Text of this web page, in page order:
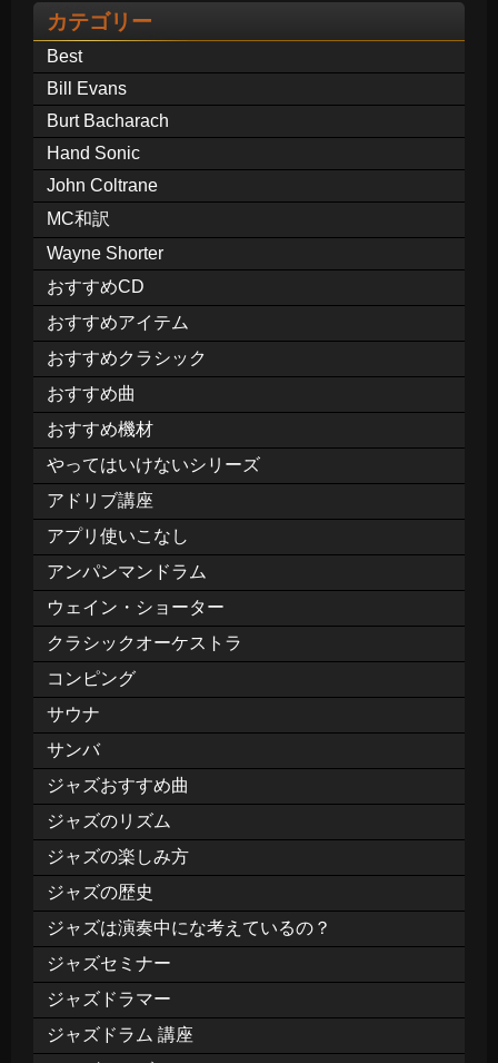
カテゴリー
Best
Bill Evans
Burt Bacharach
Hand Sonic
John Coltrane
MC和訳
Wayne Shorter
おすすめCD
おすすめアイテム
おすすめクラシック
おすすめ曲
おすすめ機材
やってはいけないシリーズ
アドリブ講座
アプリ使いこなし
アンパンマンドラム
ウェイン・ショーター
クラシックオーケストラ
コンピング
サウナ
サンバ
ジャズおすすめ曲
ジャズのリズム
ジャズの楽しみ方
ジャズの歴史
ジャズは演奏中にな考えているの？
ジャズセミナー
ジャズドラマー
ジャズドラム 講座